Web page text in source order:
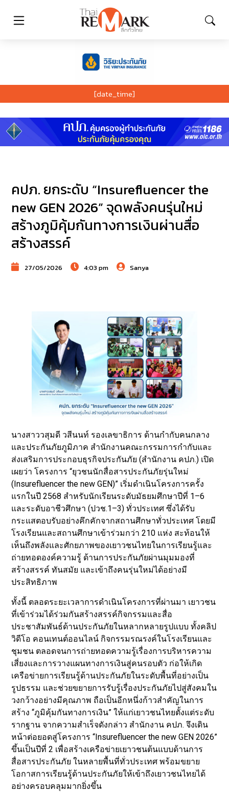
[date_time]
คปภ. ยกระดับ “Insurefluencer the
new GEN 2026” จุดพลังคนรุ่นใหม่
สร้างภูมิคุ้มกันทางการเงินผ่านสื่อ
สร้างสรรค์
27/05/2026 4:03 pm Sanya
นางสาววสุมดี วสีนนท์ รองเลขาธิการ ด้านกำกับคนกลาง
และประกันภัยภูมิภาค สำนักงานคณะกรรมการกำกับและ
ส่งเสริมการประกอบธุรกิจประกันภัย (สำนักงาน คปภ.) เปิด
เผยว่า โครงการ “ยุวชนนักสื่อสารประกันภัยรุ่นใหม่
(Insurefluencer the new GEN)” เริ่มดำเนินโครงการครั้ง
แรกในปี 2568 สำหรับนักเรียนระดับมัธยมศึกษาปีที่ 1–6
และระดับอาชีวศึกษา (ปวช.1–3) ทั่วประเทศ ซึ่งได้รับ
กระแสตอบรับอย่างคึกคักจากสถานศึกษาทั่วประเทศ โดยมี
โรงเรียนและสถานศึกษาเข้าร่วมกว่า 210 แห่ง สะท้อนให้
เห็นถึงพลังและศักยภาพของเยาวชนไทยในการเรียนรู้และ
ถ่ายทอดองค์ความรู้ ด้านการประกันภัยผ่านมุมมองที่
สร้างสรรค์ ทันสมัย และเข้าถึงคนรุ่นใหม่ได้อย่างมี
ประสิทธิภาพ
ทั้งนี้ ตลอดระยะเวลาการดำเนินโครงการที่ผ่านมา เยาวชน
ที่เข้าร่วมได้ร่วมกันสร้างสรรค์กิจกรรมและสื่อ
ประชาสัมพันธ์ด้านประกันภัยในหลากหลายรูปแบบ ทั้งคลิป
วิดีโอ คอนเทนต์ออนไลน์ กิจกรรมรณรงค์ในโรงเรียนและ
ชุมชน ตลอดจนการถ่ายทอดความรู้เรื่องการบริหารความ
เสี่ยงและการวางแผนทางการเงินสู่คนรอบตัว ก่อให้เกิด
เครือข่ายการเรียนรู้ด้านประกันภัยในระดับพื้นที่อย่างเป็น
รูปธรรม และช่วยขยายการรับรู้เรื่องประกันภัยไปสู่สังคมใน
วงกว้างอย่างมีคุณภาพ ถือเป็นอีกหนึ่งก้าวสำคัญในการ
สร้าง “ภูมิคุ้มกันทางการเงิน” ให้แก่เยาวชนไทยตั้งแต่ระดับ
รากฐาน จากความสำเร็จดังกล่าว สำนักงาน คปภ. จึงเดิน
หน้าต่อยอดสู่โครงการ “Insurefluencer the new GEN 2026”
ขึ้นเป็นปีที่ 2 เพื่อสร้างเครือข่ายเยาวชนต้นแบบด้านการ
สื่อสารประกันภัย ในหลายพื้นที่ทั่วประเทศ พร้อมขยาย
โอกาสการเรียนรู้ด้านประกันภัยให้เข้าถึงเยาวชนไทยได้
อย่างครอบคลุมมากยิ่งขึ้น